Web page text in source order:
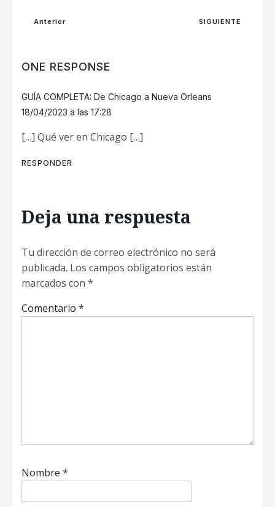
Anterior SIGUIENTE
ONE RESPONSE
GUÍA COMPLETA: De Chicago a Nueva Orleans
18/04/2023 a las 17:28
[…] Qué ver en Chicago […]
RESPONDER
Deja una respuesta
Tu dirección de correo electrónico no será
publicada. Los campos obligatorios están
marcados con *
Comentario *
Nombre *